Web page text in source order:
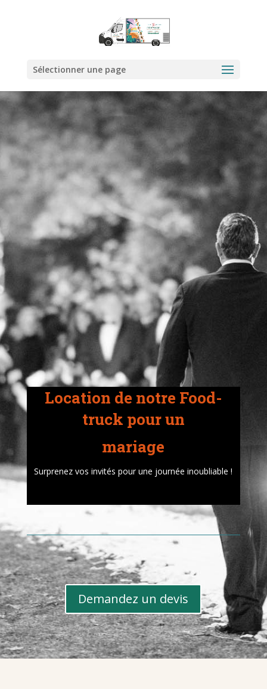
Sélectionner une page
Location de notre Food-
truck pour un
mariage
Surprenez vos invités pour une journée inoubliable !
Demandez un devis